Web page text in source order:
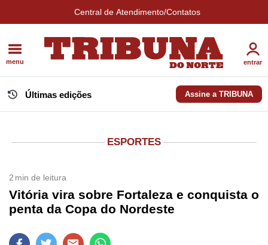
Central de Atendimento/Contatos
menu entrar
Últimas edições Assine a TRIBUNA
ESPORTES
2 min de leitura
Vitória vira sobre Fortaleza e conquista o
penta da Copa do Nordeste